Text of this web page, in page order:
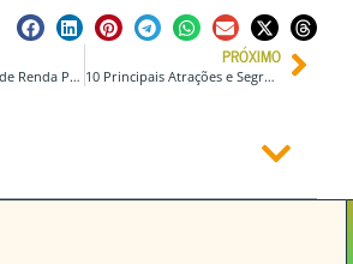
Potenciais Fluxos de Renda Passiva Para Viajantes – Férias Para Sempre
PRÓXIMO
10 Principais Atrações e Segredos para Visitar em Asheville na Carolina do Norte